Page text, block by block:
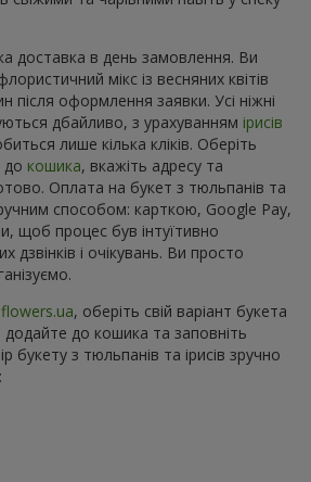
доставка в день замовлення. Ви
мікс із весняних квітів
після оформлення заявки. Усі ніжні
дбайливо, з урахуванням ірисів
лише кілька кліків. Оберіть
до кошика, вкажіть адресу та
Оплата на букет з тюльпанів та
способом: карткою, Google Pay,
щоб процес був інтуїтивно
дзвінків і очікувань. Ви просто
flowers.ua, оберіть свій варіант букета
додайте до кошика та заповніть
букету з тюльпанів та ірисів зручно